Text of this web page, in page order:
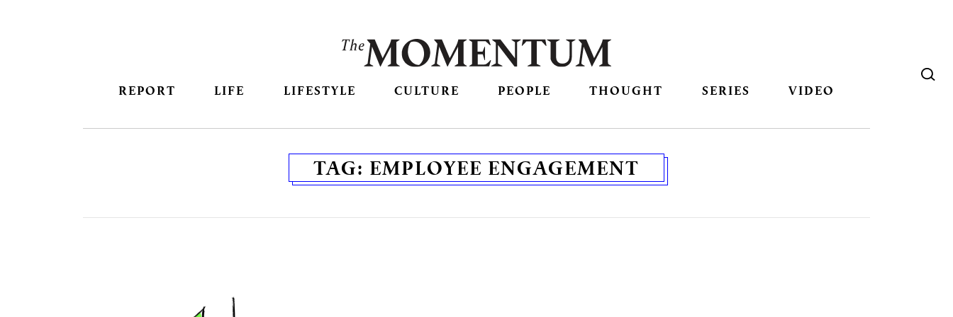
REPORT LIFE LIFESTYLE CULTURE PEOPLE THOUGHT SERIES VIDEO
TAG: EMPLOYEE ENGAGEMENT